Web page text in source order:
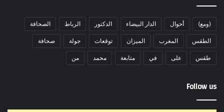
(ومع) أحوال الدار البيضاء الدكتور الرباط الصحافة
الطقس المغرب الميزان توقعات جولة صحافة
طقس على في متابعة محمد من
Follow us